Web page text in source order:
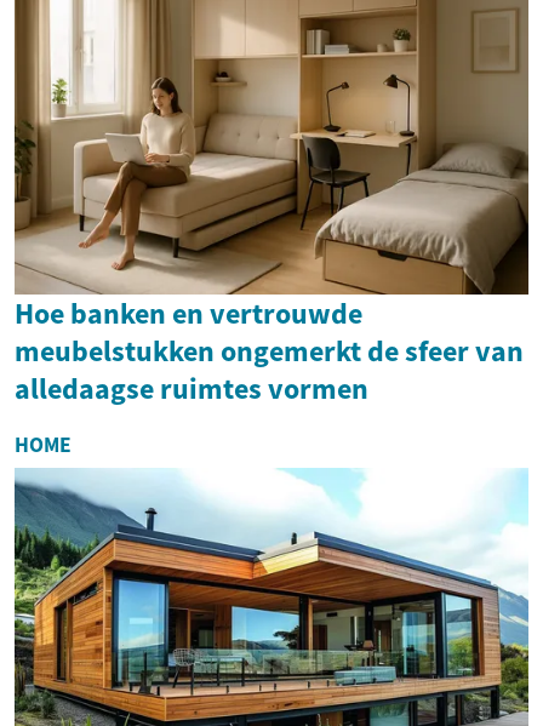
Hoe banken en vertrouwde
meubelstukken ongemerkt de sfeer van
alledaagse ruimtes vormen
HOME